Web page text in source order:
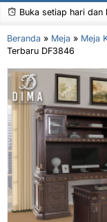
Buka setiap hari dan
Beranda » Meja » Meja
Terbaru DF3846